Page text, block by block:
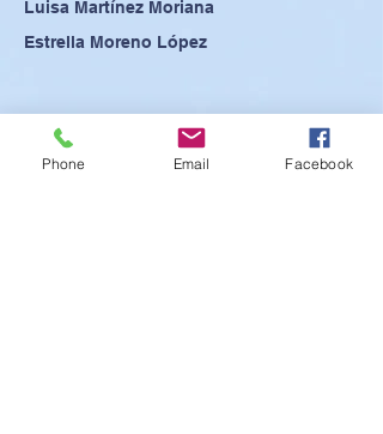
Luisa Martínez Moriana
Estrella Moreno López
Phone Email Facebook